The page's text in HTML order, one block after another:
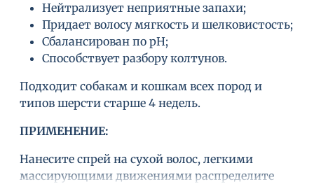
Нейтрализует неприятные запахи;
Придает волосу мягкость и шелковистость;
Сбалансирован по рН;
Способствует разбору колтунов.
Подходит собакам и кошкам всех пород и
типов шерсти старше 4 недель.
ПРИМЕНЕНИЕ:
Нанесите спрей на сухой волос, легкими
массирующими движениями распределите